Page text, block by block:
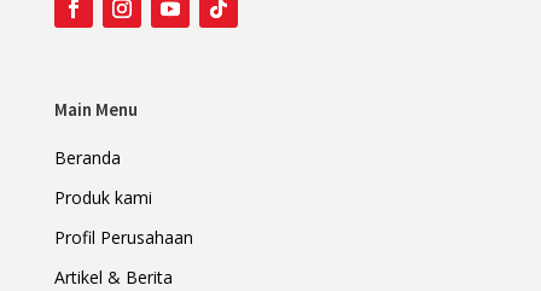
Main Menu
Beranda
Produk kami
Profil Perusahaan
Artikel & Berita